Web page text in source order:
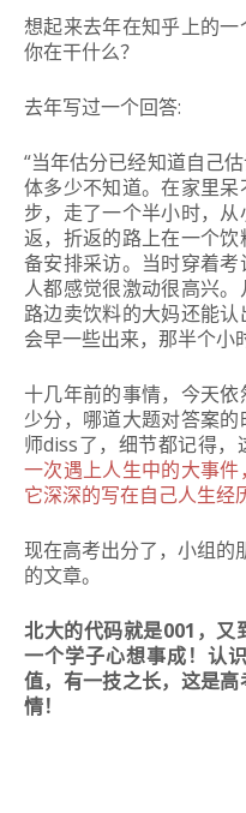
想起来去年在知乎上的一
你在干什么？
去年写过一个回答:
“当年估分已经知道自己
体多少不知道。在家里呆
步，走了一个半小时，
返，折返的路上在一个
备安排采访。 当时穿着
人都感觉很激动很高兴。
路边卖饮料的大妈还能认
会早一些出来，那半个小
十几年前的事情，今天
少分，哪道大题对答案
师diss了，细节都记得，
一次遇上人生中的大事件
它深深的写在自己人生经
现在高考出分了，小组的
的文章。
北大的代码就是001，又
一个学子心想事成！认
值，有一技之长，这是
情！